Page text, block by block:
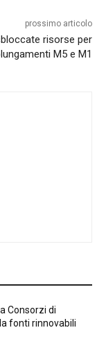
prossimo articolo
risorse per
M5 e M1
Consorzi di
fonti rinnovabili